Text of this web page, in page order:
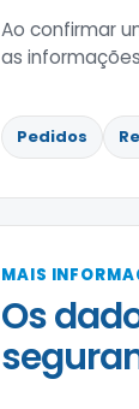
Ao confirmar
as
Pedidos
MAIS
Os